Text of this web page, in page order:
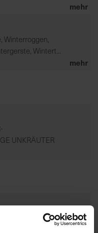
mehr
Wintert...
mehr
UNKRÄUTER
REAKTIONEN